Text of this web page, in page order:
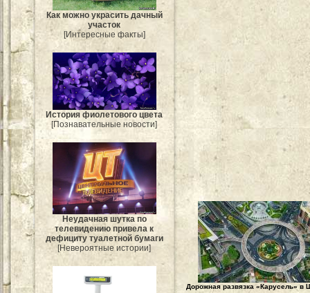
Как можно украсить дачный
участок
[Интересные факты]
История фиолетового цвета
[Познавательные новости]
Неудачная шутка по
телевидению привела к
дефициту туалетной бумаги
[Невероятные истории]
Дорожная развязка «Карусель» в